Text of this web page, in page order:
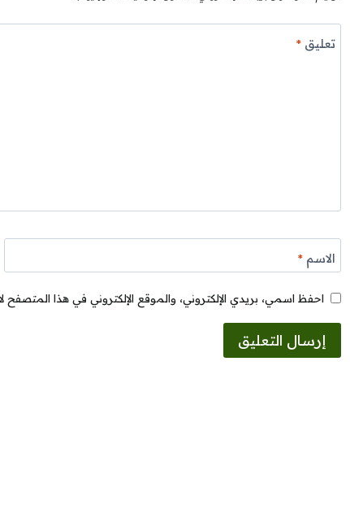
تعليق*
الاسم*
احفظ اسمي، بريدي الإلكتروني، والموقع الإلكتروني في هذا المتصفح